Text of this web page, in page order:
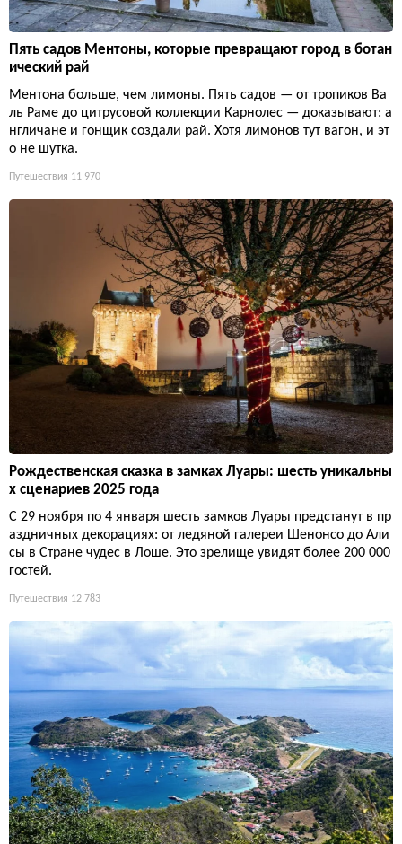
Пять садов Ментоны, которые превращают город в ботан
ический рай
Ментона больше, чем лимоны. Пять садов — от тропиков Ва
ль Раме до цитрусовой коллекции Карнолес — доказывают: а
нгличане и гонщик создали рай. Хотя лимонов тут вагон, и эт
о не шутка.
Путешествия 11 970
Рождественская сказка в замках Луары: шесть уникальны
х сценариев 2025 года
С 29 ноября по 4 января шесть замков Луары предстанут в пр
аздничных декорациях: от ледяной галереи Шенонсо до Али
сы в Стране чудес в Лоше. Это зрелище увидят более 200 000
гостей.
Путешествия 12 783